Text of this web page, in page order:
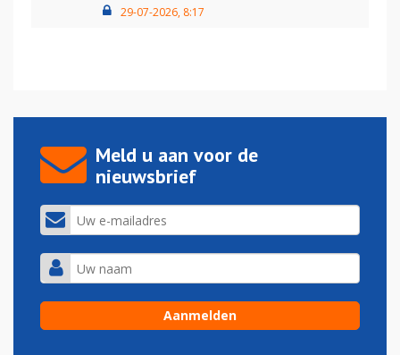
29-07-2026, 8:17
Meld u aan voor de
nieuwsbrief